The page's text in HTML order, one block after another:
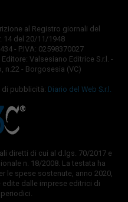
al Registro giornali del
14 del 20/11/1948
- P.IVA: 02598370027
Valsesiano Editrice S.r.l. -
n.22 - Borgosesia (VC)
di pubblicità: Diario del Web S.r.l.
diretti di cui al d.lgs. 70/2017 e
n. 18/2008. La testata ha
le spese sostenute, anno 2020,
dalle imprese editrici di